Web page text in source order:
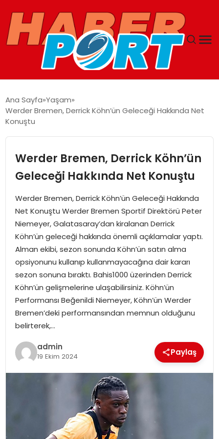
GUNCEL
SPOR
MAGAZIN
SPOR
OTOMOBIL
TEKNOLOJI
EKONOMI
Ana Sayfa Yaşam
Werder Bremen, Derrick Köhn’ün Geleceği Hakkında Net
Konuştu
Werder Bremen, Derrick Köhn’ün
Geleceği Hakkında Net Konuştu
Werder Bremen, Derrick Köhn’ün Geleceği Hakkında
Net Konuştu Werder Bremen Sportif Direktörü Peter
Niemeyer, Galatasaray’dan kiralanan Derrick
Köhn’ün geleceği hakkında önemli açıklamalar yaptı.
Alman ekibi, sezon sonunda Köhn’ün satın alma
opsiyonunu kullanıp kullanmayacağına dair kararı
sezon sonuna bıraktı. Bahis1000 üzerinden Derrick
Köhn’ün gelişmelerine ulaşabilirsiniz. Köhn’ün
Performansı Beğenildi Niemeyer, Köhn’ün Werder
Bremen’deki performansından memnun olduğunu
belirterek,…
admin
19 Ekim 2024 Paylaş